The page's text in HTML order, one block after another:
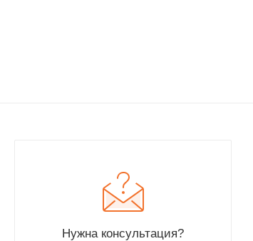
Нужна консультация?